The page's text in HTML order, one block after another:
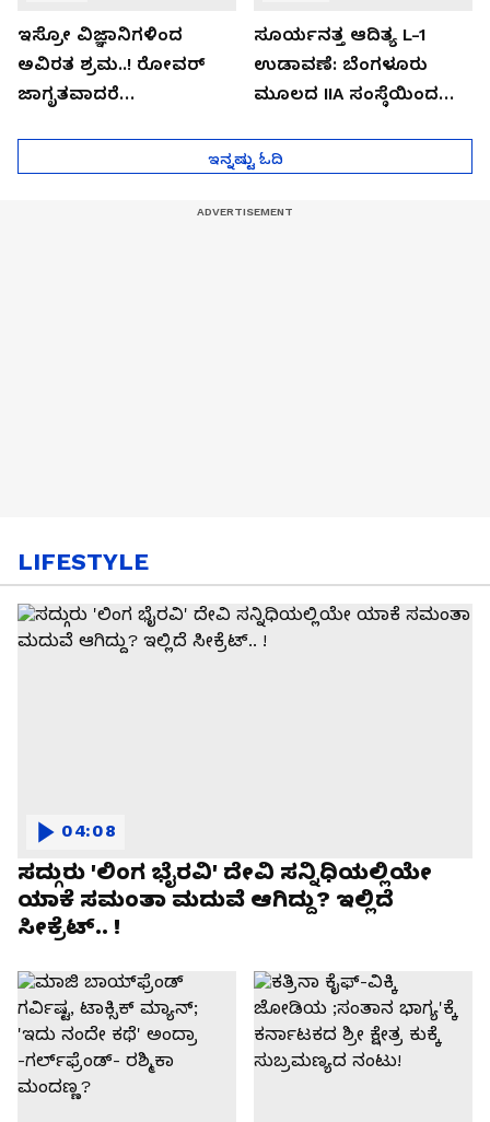
ಇಸ್ರೋ ವಿಜ್ಞಾನಿಗಳಿಂದ
ಅವಿರತ ಶ್ರಮ..! ರೋವರ್
ಜಾಗೃತವಾದರೆ
ಸೂರ್ಯನತ್ತ ಆದಿತ್ಯ L-1
ಉಡಾವಣೆ: ಬೆಂಗಳೂರು
ಮೂಲದ IIA ಸಂಸ್ಥೆಯಿಂದ
ಇನ್ನಷ್ಟು ಓದಿ
LIFESTYLE
ಸದ್ಗುರು 'ಲಿಂಗ ಭೈರವಿ' ದೇವಿ ಸನ್ನಿಧಿಯಲ್ಲಿಯೇ
ಯಾಕೆ ಸಮಂತಾ ಮದುವೆ ಆಗಿದ್ದು? ಇಲ್ಲಿದೆ
ಸೀಕ್ರೆಟ್.. !
04:08